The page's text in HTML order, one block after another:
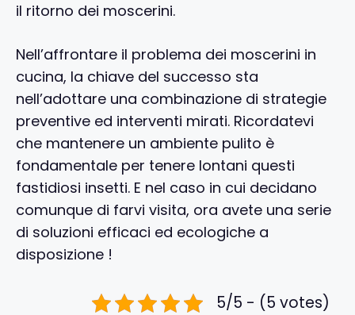
il ritorno dei moscerini.
Nell’affrontare il problema dei moscerini in
cucina, la chiave del successo sta
nell’adottare una combinazione di strategie
preventive ed interventi mirati. Ricordatevi
che mantenere un ambiente pulito è
fondamentale per tenere lontani questi
fastidiosi insetti. E nel caso in cui decidano
comunque di farvi visita, ora avete una serie
di soluzioni efficaci ed ecologiche a
disposizione !
5/5 - (5 votes)